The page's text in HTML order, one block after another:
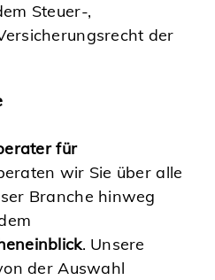
Steuer-,
der
für
wir Sie über alle
Branche hinweg
. Unsere
der Auswahl